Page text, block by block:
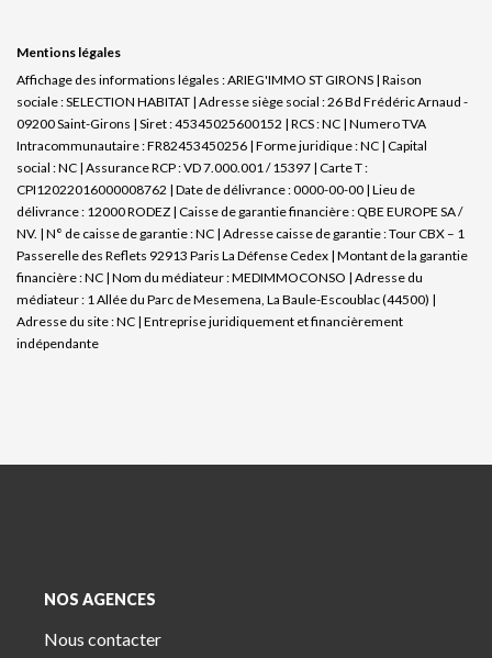
Mentions légales
Affichage des informations légales : ARIEG'IMMO ST GIRONS | Raison
sociale : SELECTION HABITAT | Adresse siège social : 26 Bd Frédéric Arnaud -
09200 Saint-Girons | Siret : 45345025600152 | RCS : NC | Numero TVA
Intracommunautaire : FR82453450256 | Forme juridique : NC | Capital
social : NC | Assurance RCP : VD 7.000.001 / 15397 | Carte T :
CPI12022016000008762 | Date de délivrance : 0000-00-00 | Lieu de
délivrance : 12000 RODEZ | Caisse de garantie financière : QBE EUROPE SA /
NV. | N° de caisse de garantie : NC | Adresse caisse de garantie : Tour CBX – 1
Passerelle des Reflets 92913 Paris La Défense Cedex | Montant de la garantie
financière : NC | Nom du médiateur : MEDIMMOCONSO | Adresse du
médiateur : 1 Allée du Parc de Mesemena, La Baule-Escoublac (44500) |
Adresse du site : NC | Entreprise juridiquement et financièrement
indépendante
NOS AGENCES
Nous contacter